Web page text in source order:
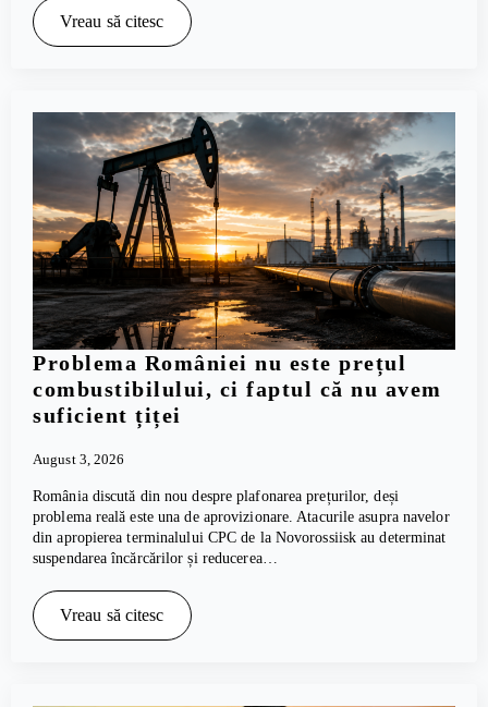
Vreau să citesc
Problema României nu este prețul
combustibilului, ci faptul că nu avem
suficient țiței
August 3, 2026
România discută din nou despre plafonarea prețurilor, deși
problema reală este una de aprovizionare. Atacurile asupra navelor
din apropierea terminalului CPC de la Novorossiisk au determinat
suspendarea încărcărilor și reducerea…
Vreau să citesc